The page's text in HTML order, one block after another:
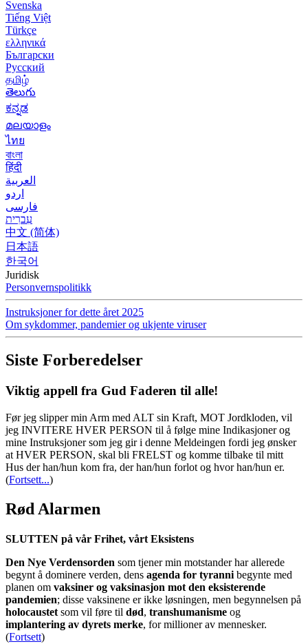
Svenska
Tiếng Việt
Türkçe
ελληνικά
Български
Русский
தமிழ்
తెలుగు
ಕನ್ನಡ
മലയാളം
ไทย
বাংলা
हिंदी
العربية
اردو
فارسی
עִברִית
中文 (简体)
日本語
한국어
Juridisk
Personvernspolitikk
Instruksjoner for dette året 2025
Om sykdommer, pandemier og ukjente viruser
Siste Forberedelser
Viktig appell fra Gud Faderen til alle!
Før jeg slipper min Arm med ALT sin Kraft, MOT Jordkloden, vil
jeg INVITERE HVER PERSON til å følge mine Indikasjoner og
mine Instruksjoner som jeg gir i denne Meldeingen fordi jeg ønsker
at HVER PERSON, skal bli FRELST og komme tilbake til mitt
Hus der han/hun kom fra, der han/hun forlot og hvor han/hun er.
(Fortsett...)
Rød Alarmen
SLUTTEN på vår Frihet, vårt Eksistens
Den Nye Verdensorden som tjener min motstander har allerede
begynt å dominere verden, dens agenda for tyranni begynte med
planen om vaksiner og vaksinasjon mot den eksisterende
pandemien; disse vaksinene er ikke løsningen, men begynnelsen på
holocaustet som vil føre til død, transhumanisme og
implantering av dyrets merke, for millioner av mennesker.
(Fortsett)